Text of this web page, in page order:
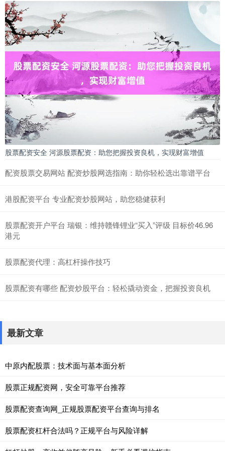
股票配资安全 河源股票配资：助您把握投资良机，实现财富增值
配资股票交易网站 配资炒股网选指南：助你轻松选出靠谱平台
港股配资平台 专业配资炒股网站，助您稳健获利
股票配资开户平台 瑞银：维持赣锋锂业“买入”评级 目标价46.96
港元
股票配资代理：高杠杆操作技巧
股票配资有哪些 配资炒股平台：轻松撬动资金，把握投资良机
最新文章
中原内配股票：技术面与基本面分析
股票正规配资网，安全可靠平台推荐
股票配资查询网_正规股票配资平台查询与排名
股票配资杠杆合法吗？正规平台与风险详解